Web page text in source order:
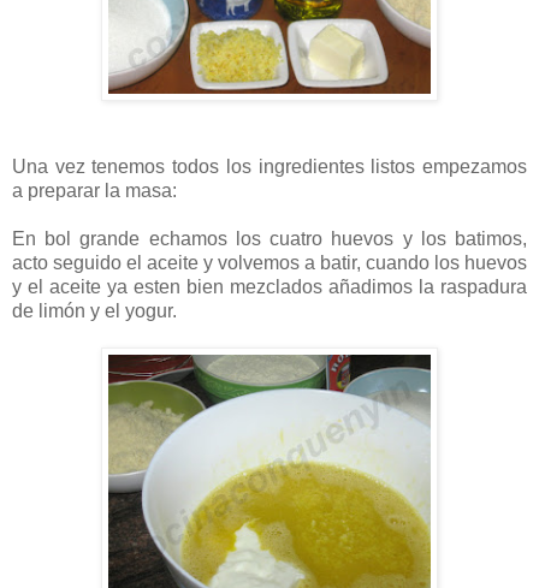
Una vez tenemos todos los ingredientes listos empezamos
a preparar la masa:
En bol grande echamos los cuatro huevos y los batimos,
acto seguido el aceite y volvemos a batir, cuando los huevos
y el aceite ya esten bien mezclados añadimos la raspadura
de limón y el yogur.